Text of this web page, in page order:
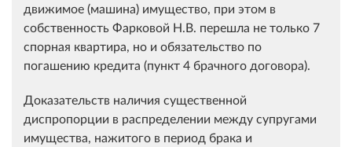
движимое (машина) имущество, при этом в
собственность Фарковой Н.В. перешла не только 7
спорная квартира, но и обязательство по
погашению кредита (пункт 4 брачного договора).
Доказательств наличия существенной
диспропорции в распределении между супругами
имущества, нажитого в период брака и